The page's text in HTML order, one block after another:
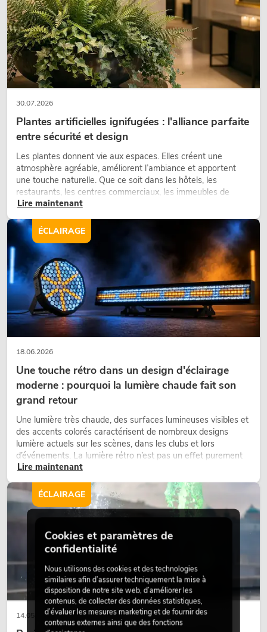
30.07.2026
Plantes artificielles ignifugées : l'alliance parfaite
entre sécurité et design
Les plantes donnent vie aux espaces. Elles créent une
atmosphère agréable, améliorent l’ambiance et apportent
une touche naturelle. Que ce soit dans les hôtels, les
restaurants, les centres commerciaux, les immeubles de
bureaux ou sur les stands d’exposition, une végétalisation de
d’aménagement modernes.
Lire maintenant
18.06.2026
Une touche rétro dans un design d'éclairage
moderne : pourquoi la lumière chaude fait son
grand retour
Une lumière très chaude, des surfaces lumineuses visibles et
des accents colorés caractérisent de nombreux designs
lumière actuels sur les scènes, dans les clubs et lors
d’événements. La lumière rétro n’est pas un effet purement
nostalgique, mais un outil de conception utilisé de manière
scènes et peut rendre les configurations LED techniques plus
émotionnelles.
Lire maintenant
ÉCLAIRAGE
14.05.2026
ÉCLAIRAGE
Cookies et paramètres de
confidentialité
Nous utilisons des cookies et des technologies
similaires afin d’assurer techniquement la mise à
disposition de notre site web, d’améliorer les
contenus, de collecter des données statistiques,
d’évaluer les mesures marketing et de fournir des
contenus externes ainsi que des fonctions